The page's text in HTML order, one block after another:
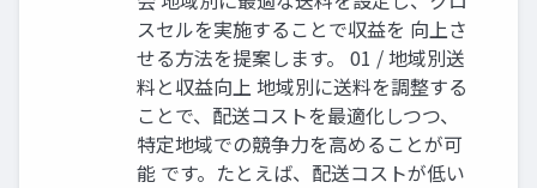
スセルを実施することで収益を 向上さ
せる方法を提案します。 01 / 地域別送
料と収益向上 地域別に送料を調整する
ことで、配送コストを最適化しつつ、
特定地域での競争力を高めることが可
能 です。たとえば、配送コストが低い